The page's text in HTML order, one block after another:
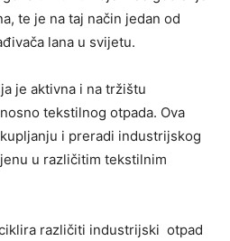
te je na taj način jedan od
lana u svijetu.
je aktivna i na tržištu
tekstilnog otpada. Ova
i preradi industrijskog
u različitim tekstilnim
različiti industrijski otpad